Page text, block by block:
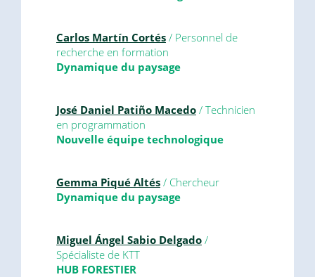
Carlos Martín Cortés / Personnel de
recherche en formation
Dynamique du paysage
José Daniel Patiño Macedo / Technicien
en programmation
Nouvelle équipe technologique
Gemma Piqué Altés / Chercheur
Dynamique du paysage
Miguel Ángel Sabio Delgado /
Spécialiste de KTT
HUB FORESTIER